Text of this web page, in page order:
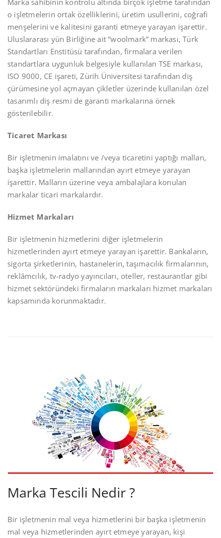
Marka sahibinin kontrolü altında birçok işletme tarafından
o işletmelerin ortak özelliklerini, üretim usullerini, coğrafi
menşelerini ve kalitesini garanti etmeye yarayan işarettir.
Uluslararası yün Birliğine ait “woolmark” markası, Türk
Standartları Enstitüsü tarafından, firmalara verilen
standartlara uygunluk belgesiyle kullanılan TSE markası,
ISO 9000, CE işareti, Zürih Üniversitesi tarafından diş
çürümesine yol açmayan çikletler üzerinde kullanılan özel
tasarımlı diş resmi de garanti markalarına örnek
gösterilebilir.
Ticaret Markası
Bir işletmenin imalatını ve /veya ticaretini yaptığı mallan,
başka işletmelerin mallarından ayırt etmeye yarayan
işarettir. Malların üzerine veya ambalajlara konulan
markalar ticari markalardır.
Hizmet Markaları
Bir işletmenin hizmetlerini diğer işletmelerin
hizmetlerinden ayırt etmeye yarayan işarettir. Bankaların,
sigorta şirketlerinin, hastanelerin, taşımacılık firmalarının,
reklâmcılık, tv-radyo yayıncıları, oteller, restaurantlar gibi
hizmet sektöründeki firmaların markaları hizmet markaları
kapsamında korunmaktadır.
Marka Tescili Nedir ?
Bir işletmenin mal veya hizmetlerini bir başka işletmenin
mal veya hizmetlerinden ayırt etmeye yarayan, kişi